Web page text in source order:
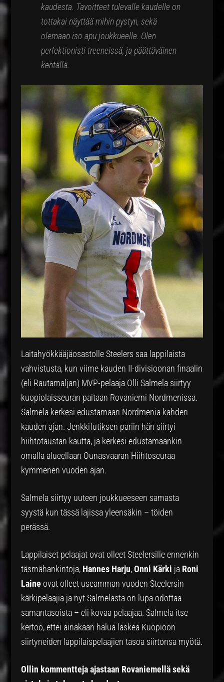
kaudesta. Tavoitteet tulevalle kaudelle on
tottakai näyttää mihin pystyn, sekä
olemaan iso apu joukkueelle. Olen
perfektionisti treeneissä, ja päättäväinen
kentällä.
Laitahyökkääjäosastolle Steelers saa lappilaista
vahvistusta, kun viime kauden II-divisioonan finaalin
(eli Rautamaljan) MVP-pelaaja Olli Salmela siirtyy
kuopiolaisseuran paitaan Rovaniemi Nordmenissa.
Salmela kerkesi edustamaan Nordmenia kahden
kauden ajan. Jenkkifutiksen pariin hän siirtyi
hiihtotaustan kautta, ja kerkesi edustamaankin
omalla alueellaan Ounasvaaran Hiihtoseuraa
kymmenen vuoden ajan.
Salmela siirtyy uuteen joukkueeseen samasta
syystä kun tässä lajissa yleensäkin – töiden
perässä.
Lappilaiset pelaajat ovat olleet Steelersille ennenkin
täsmähankintoja, Hannes Harju,Onni Kärki ja Roni
Laine ovat olleet useamman vuoden Steelersin
kärkipelaajia ja nyt Salmelasta on lupa odottaa
samantasoista – eli kovaa pelaajaa. Salmela itse
kertoo, ettei ainakaan halua laskea Kuopioon
siirtyneiden lappilaispelaajien tasoa siirtonsa myötä.
Ollin kommentteja ajastaan Rovaniemellä sekä